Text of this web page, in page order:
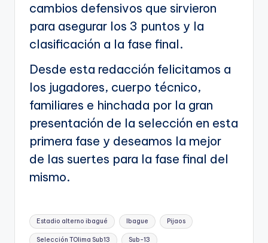
cambios defensivos que sirvieron
para asegurar los 3 puntos y la
clasificación a la fase final.
Desde esta redacción felicitamos a
los jugadores, cuerpo técnico,
familiares e hinchada por la gran
presentación de la selección en esta
primera fase y deseamos la mejor
de las suertes para la fase final del
mismo.
Etiquetas:
Estadio alterno ibagué Ibague Pijaos
Selección TOlima Sub13 Sub-13